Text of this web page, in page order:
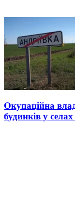
Окупаційна
будинків у